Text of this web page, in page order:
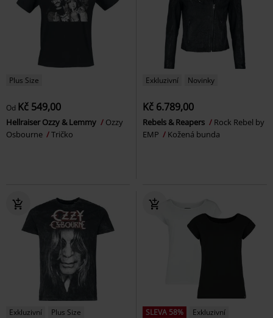
Plus Size
Od Kč 549,00
Hellraiser Ozzy & Lemmy
Ozzy
Osbourne
Tričko
Exkluzivní Novinky
Kč 6.789,00
Rebels & Reapers
Rock Rebel by
EMP
Kožená bunda
Exkluzivní Plus Size SLEVA 58%
Exkluzivní